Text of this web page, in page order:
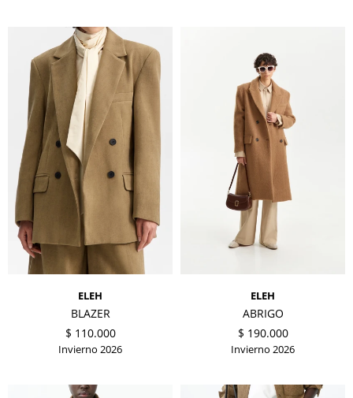
ELEH
BLAZER
$ 110.000
Invierno 2026
ELEH
ABRIGO
$ 190.000
Invierno 2026